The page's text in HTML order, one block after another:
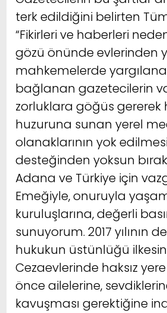
terk edildiğini belirten
“Fikirleri ve haberleri
gözü önünde evlerinden
mahkemelerde
bağlanan gazetecilerin
zorluklara göğüs
huzuruna sunan yerel
olanaklarının yok
desteğinden yoksun
Adana ve Türkiye için
Emeğiyle, onuruyla
kuruluşlarına, değerli
sunuyorum. 2017 yılının
hukukun üstünlüğü
Cezaevlerinde haksız
önce ailelerine,
kavuşması gerektiğine